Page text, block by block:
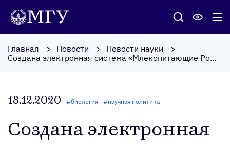
Главная Новости
Новости науки
Создана электронная система «Млекопитающие России»
18.12.2020 #биология #научная политика
Соз­да­на элек­трон­ная